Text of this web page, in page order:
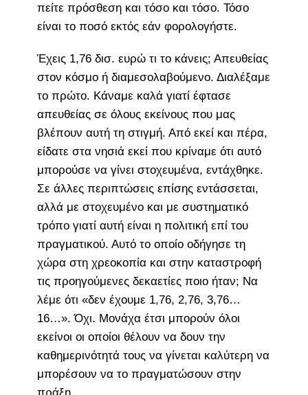
πείτε πρόσθεση και τόσο και τόσο. Τόσο
είναι το ποσό εκτός εάν φορολογήστε.
Έχεις 1,76 δισ. ευρώ τι το κάνεις; Απευθείας
στον κόσμο ή διαμεσολαβούμενο. Διαλέξαμε
το πρώτο. Κάναμε καλά γιατί έφτασε
απευθείας σε όλους εκείνους που μας
βλέπουν αυτή τη στιγμή. Από εκεί και πέρα,
είδατε στα νησιά εκεί που κρίναμε ότι αυτό
μπορούσε να γίνει στοχευμένα, εντάχθηκε.
Σε άλλες περιπτώσεις επίσης εντάσσεται,
αλλά με στοχευμένο και με συστηματικό
τρόπο γιατί αυτή είναι η πολιτική επί του
πραγματικού. Αυτό το οποίο οδήγησε τη
χώρα στη χρεοκοπία και στην καταστροφή
τις προηγούμενες δεκαετίες ποιο ήταν; Να
λέμε ότι «δεν έχουμε 1,76, 2,76, 3,76…
16…». Όχι. Μονάχα έτσι μπορούν όλοι
εκείνοι οι οποίοι θέλουν να δουν την
καθημερινότητά τους να γίνεται καλύτερη να
μπορέσουν να το πραγματώσουν στην